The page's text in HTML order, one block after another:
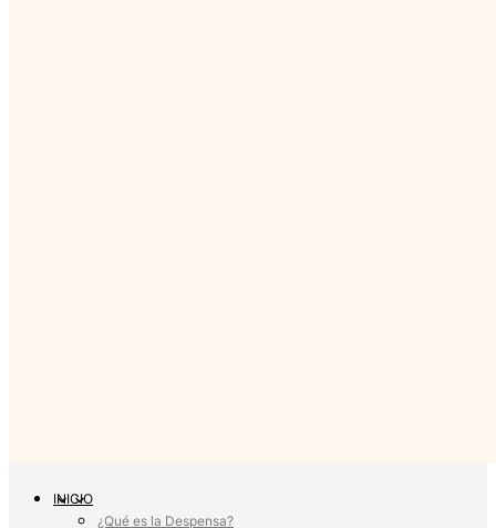
INICIO
¿Qué es la Despensa?